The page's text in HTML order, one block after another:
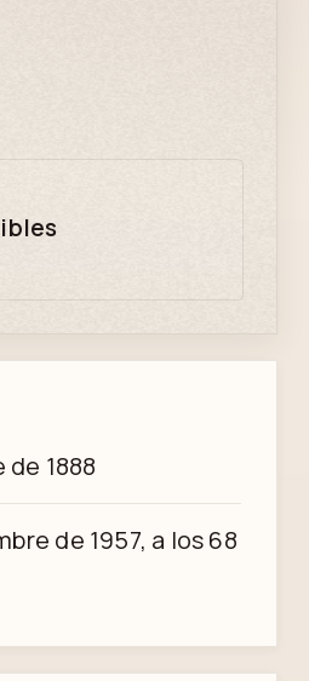
de 1888
de 1957, a los 68